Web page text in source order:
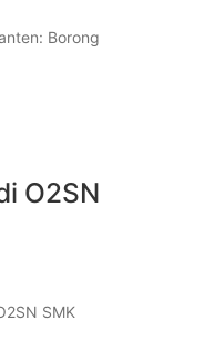
Borong
O2SN
SMK